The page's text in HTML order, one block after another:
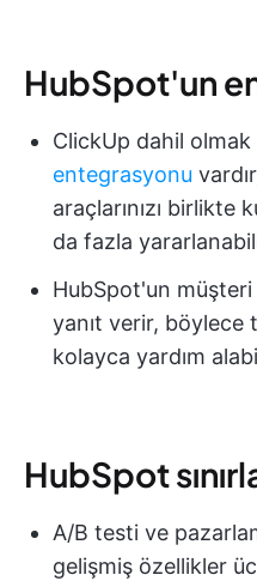
HubSpot'un
ClickUp dahil
entegrasyonu
araçlarınızı birlikte
da fazla
HubSpot'un müşteri
yanıt verir, böylece
kolayca yardım
HubSpot
A/B testi ve
gelişmiş özellikler